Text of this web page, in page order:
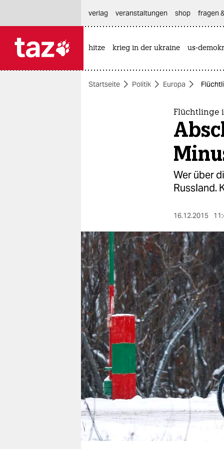
themen
nord
wahrheit
verlag
verlag
veranstaltungen
shop
fragen & hilfe
unterstützen
abo
genossenschaft
verlag
veranstaltungen shop fragen
hitze krieg in der ukraine us-
Startseite Politik Europa
Flüchtlinge
Wer über
Russland.
16.12.2015